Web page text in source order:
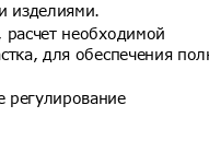
изделиями.
расчет необходимой
для обеспечения
регулирование